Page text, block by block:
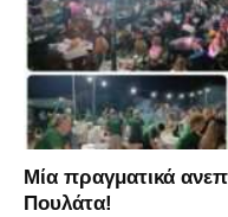
Μία πραγματικά
Πουλάτα!